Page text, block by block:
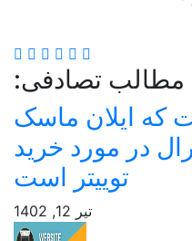
تصادفی:
ایلان ماسک
در مورد خرید
توییتر است